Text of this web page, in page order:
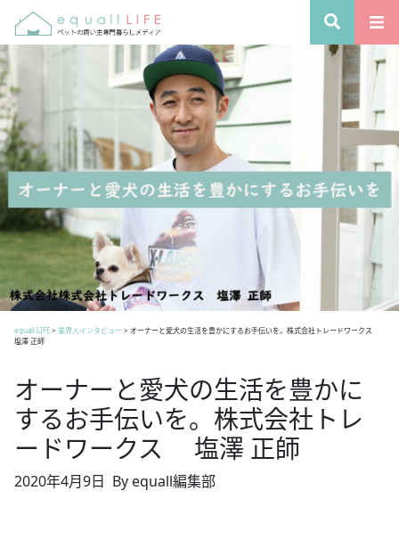
equall LIFE> 業界人インタビュー > オーナーと愛犬の生活を豊かにするお手伝いを。株式会社トレードワークス
塩澤 正師
オーナーと愛犬の生活を豊かに
するお手伝いを。株式会社トレ
ードワークス 塩澤 正師
2020年4月9日 By equall編集部